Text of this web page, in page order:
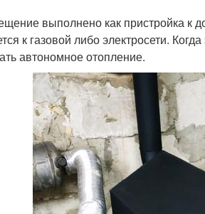
выполнено как пристройка к
к газовой либо электросети.
автономное отопление.